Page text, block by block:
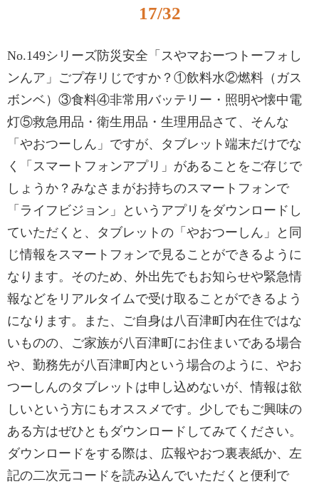
17/32
No.149シリーズ防災安全「スやマおーつトーフォし
ンんア」ごプ存リじですか？①飲料水②燃料（ガス
ボンベ）③食料④非常用バッテリー・照明や懐中電
灯⑤救急用品・衛生用品・生理用品さて、そんな
「やおつーしん」ですが、タブレット端末だけでな
く「スマートフォンアプリ」があることをご存じで
しょうか？みなさまがお持ちのスマートフォンで
「ライフビジョン」というアプリをダウンロードし
ていただくと、タブレットの「やおつーしん」と同
じ情報をスマートフォンで見ることができるように
なります。そのため、外出先でもお知らせや緊急情
報などをリアルタイムで受け取ることができるよう
になります。また、ご自身は八百津町内在住ではな
いものの、ご家族が八百津町にお住まいである場合
や、勤務先が八百津町内という場合のように、やお
つーしんのタブレットは申し込めないが、情報は欲
しいという方にもオススメです。少しでもご興味の
ある方はぜひともダウンロードしてみてください。
ダウンロードをする際は、広報やおつ裏表紙か、左
記の二次元コードを読み込んでいただくと便利で